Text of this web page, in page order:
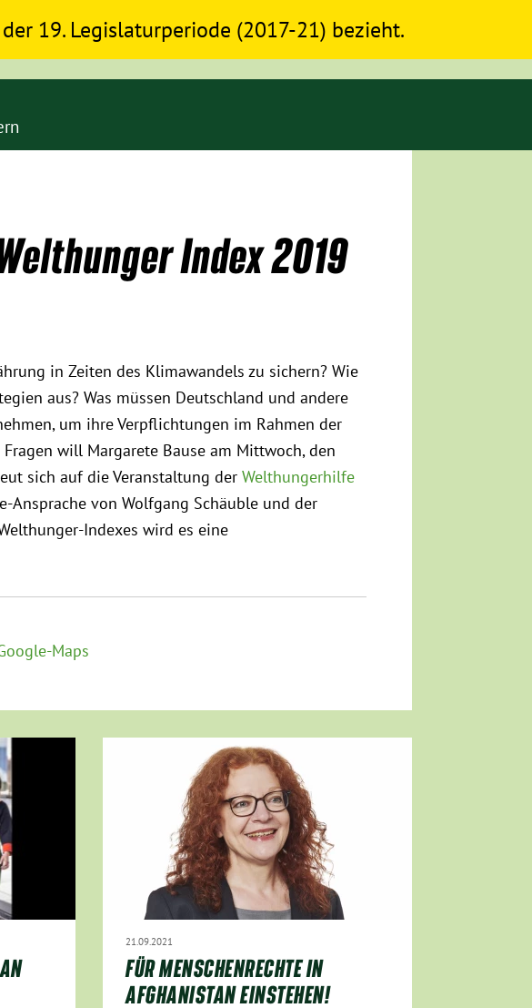
19. Legislaturperiode (2017-21) bezieht.
Index 2019
in Zeiten des Klimawandels zu sichern? Wie
aus? Was müssen Deutschland und andere
um ihre Verpflichtungen im Rahmen der
will Margarete Bause am Mittwoch, den
sich auf die Veranstaltung der Welthungerhilfe
Ansprache von Wolfgang Schäuble und der
Indexes wird es eine
Maps
21.09.2021
FÜR MENSCHENRECHTE IN
AFGHANISTAN EINSTEHEN!